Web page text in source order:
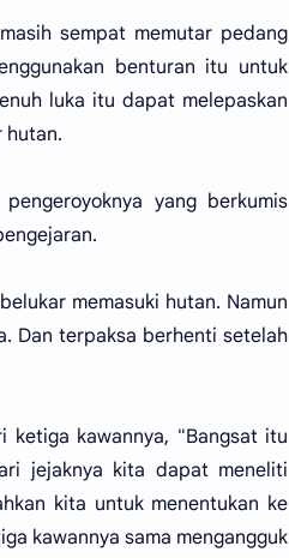
sempat memutar pedang
benturan itu untuk
luka itu dapat melepaskan
hutan.
yang berkumis
memasuki hutan. Namun
Dan terpaksa berhenti setelah
ketiga kawannya, "Bangsat itu
jejaknya kita dapat meneliti
kita untuk menentukan ke
kawannya sama mengangguk